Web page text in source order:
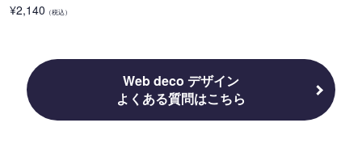
¥2,140 （税込）
Web deco デザイン
よくある質問はこちら